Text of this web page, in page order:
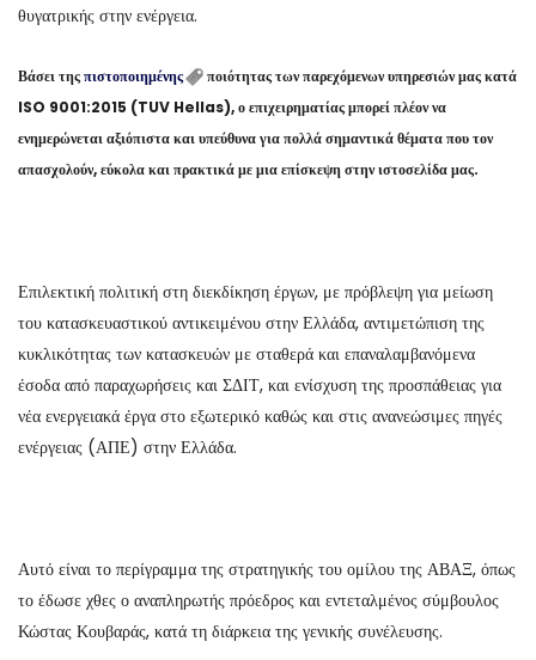
θυγατρικής στην ενέργεια.
Βάσει τηςπιστοποιημένης
ποιότητας των παρεχόμενων υπηρεσιών μας κατά
ISO 9001:2015 (TUV Hellas), ο επιχειρηματίας μπορεί πλέον να
ενημερώνεται αξιόπιστα και υπεύθυνα για πολλά σημαντικά θέματα που τον
απασχολούν, εύκολα και πρακτικά με μια επίσκεψη στην ιστοσελίδα μας.
Επιλεκτική πολιτική στη διεκδίκηση έργων, με πρόβλεψη για μείωση
του κατασκευαστικού αντικειμένου στην Ελλάδα, αντιμετώπιση της
κυκλικότητας των κατασκευών με σταθερά και επαναλαμβανόμενα
έσοδα από παραχωρήσεις και ΣΔΙΤ, και ενίσχυση της προσπάθειας για
νέα ενεργειακά έργα στο εξωτερικό καθώς και στις ανανεώσιμες πηγές
ενέργειας (ΑΠΕ) στην Ελλάδα.
Αυτό είναι το περίγραμμα της στρατηγικής του ομίλου της ΑΒΑΞ, όπως
το έδωσε χθες ο αναπληρωτής πρόεδρος και εντεταλμένος σύμβουλος
Κώστας Κουβαράς, κατά τη διάρκεια της γενικής συνέλευσης.